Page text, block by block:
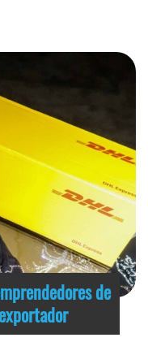
de